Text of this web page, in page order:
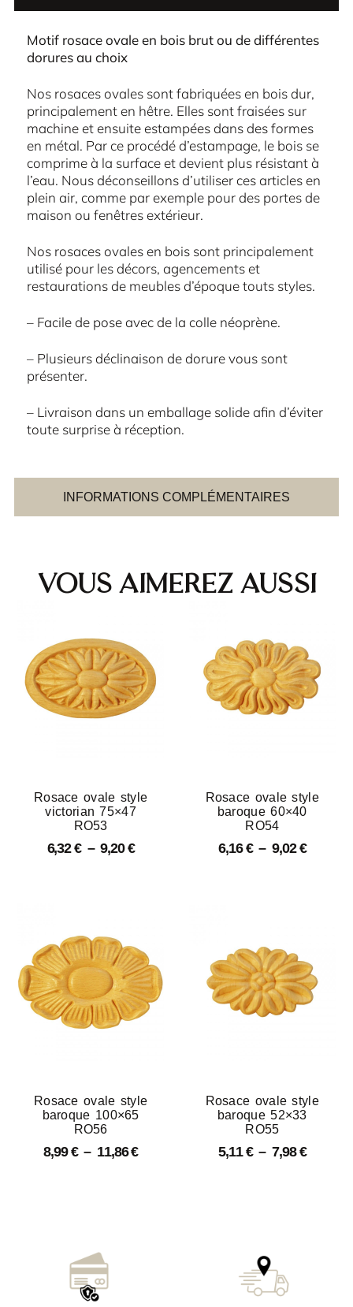
INFORMATIONS COMPLÉMENTAIRES
Motif rosace ovale en bois brut ou de différentes
dorures au choix
Nos rosaces ovales sont fabriquées en bois dur,
principalement en hêtre. Elles sont fraisées sur
machine et ensuite estampées dans des formes
en métal. Par ce procédé d’estampage, le bois se
comprime à la surface et devient plus résistant à
l’eau. Nous déconseillons d’utiliser ces articles en
plein air, comme par exemple pour des portes de
maison ou fenêtres extérieur.
Nos rosaces ovales en bois sont principalement
utilisé pour les décors, agencements et
restaurations de meubles d’époque touts styles.
– Facile de pose avec de la colle néoprène.
– Plusieurs déclinaison de dorure vous sont
présenter.
– Livraison dans un emballage solide afin d’éviter
toute surprise à réception.
Vous aimerez aussi
Rosace ovale style
victorian 75×47
RO53
6,32€ – 9,20€
Rosace ovale style
baroque 60×40
RO54
6,16€ – 9,02€
Rosace ovale style
baroque 100×65
RO56
8,99€ – 11,86€
Rosace ovale style
baroque 52×33
RO55
5,11€ – 7,98€